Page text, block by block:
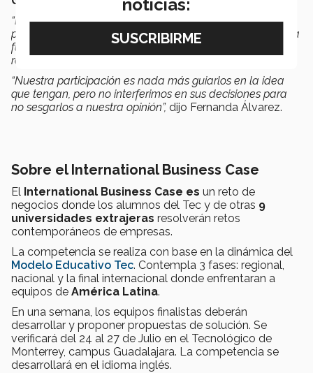
“Ellos (los estudiantes) hicieron su equipo y tenían que
poner un profesor que estuviera a cargo, entonces nuestra
función era guiarlos. Ellos recibieron el caso y tenían que
resolver todo. Nosotros estamos de apoyo.
“Nuestra participación es nada más guiarlos en la idea
que tengan, pero no interferimos en sus decisiones para
no sesgarlos a nuestra opinión”, dijo Fernanda Álvarez.
Sobre el International Business Case
El International Business Case es un reto de
negocios donde los alumnos del Tec y de otras 9
universidades extrajeras resolverán retos
contemporáneos de empresas.
La competencia se realiza con base en la dinámica del
Modelo Educativo Tec. Contempla 3 fases: regional,
nacional y la final internacional donde enfrentaran a
equipos de América Latina.
En una semana, los equipos finalistas deberán
desarrollar y proponer propuestas de solución. Se
verificará del 24 al 27 de Julio en el Tecnológico de
Monterrey, campus Guadalajara. La competencia se
desarrollará en el idioma inglés.
noticias: